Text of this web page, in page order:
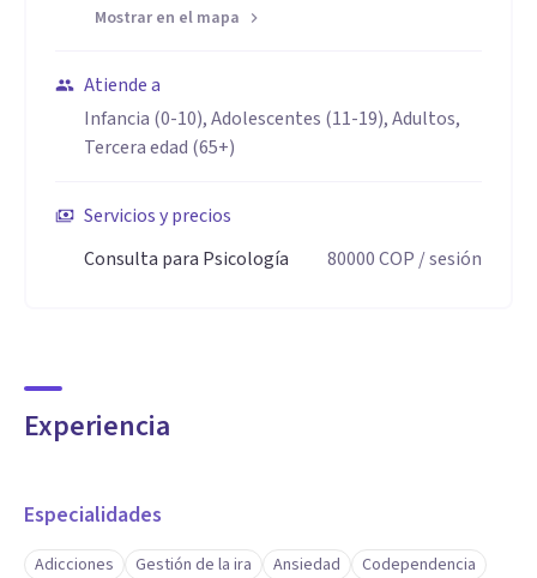
Mostrar en el mapa
Atiende a
Infancia (0-10), Adolescentes (11-19), Adultos,
Tercera edad (65+)
Servicios y precios
Consulta para Psicología
80000COP / sesión
Experiencia
Especialidades
Adicciones Gestión de la ira Ansiedad
Codependencia